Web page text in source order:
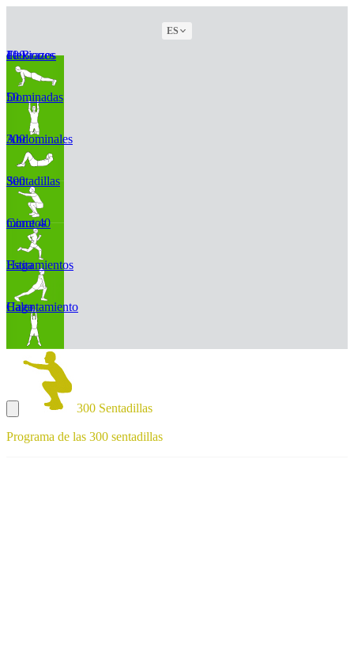
ES
100 Flexiones de Brazos
50 Dominadas
300 Abdominales
300 Sentadillas
Corre 40 minutos
Haga Estiramientos
Haga Calentamiento
300 Sentadillas
Programa de las 300 sentadillas